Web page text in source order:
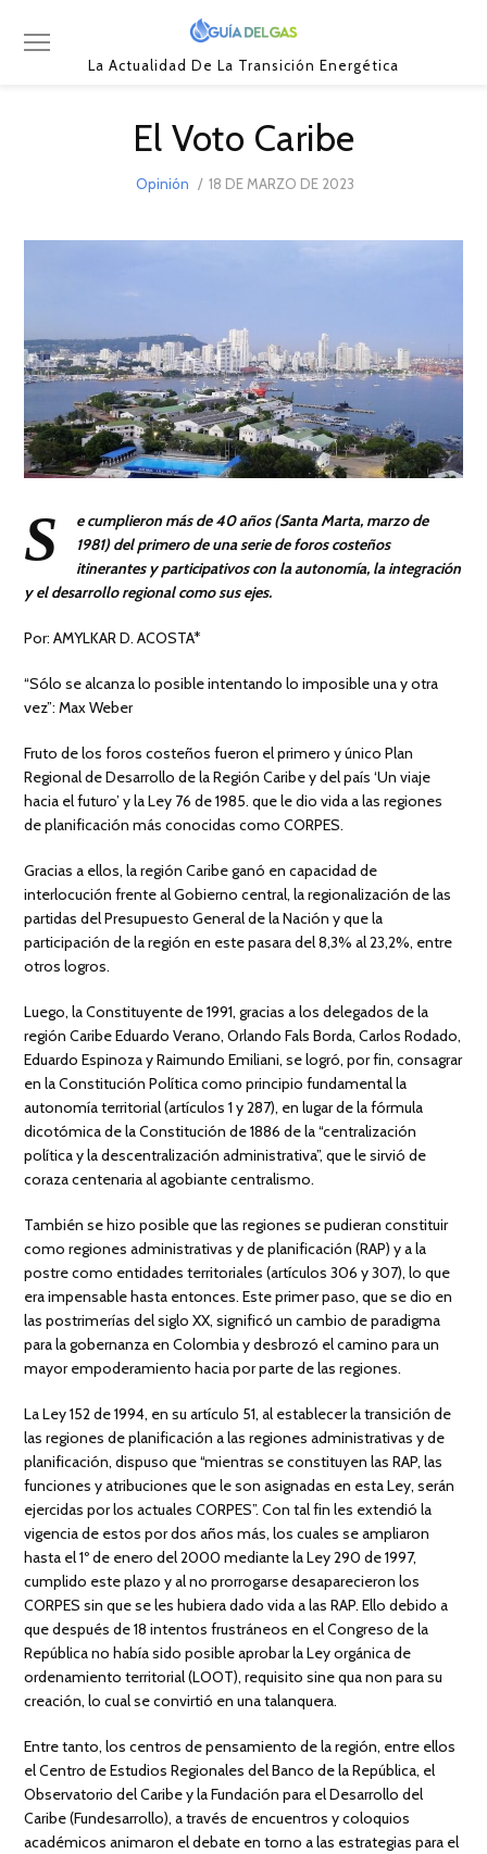
La Actualidad De La Transición Energética
El Voto Caribe
Opinión
POSTED
18 DE MARZO DE 2023
S
e cumplieron más de 40 años (Santa Marta, marzo de
1981) del primero de una serie de foros costeños
itinerantes y participativos con la autonomía, la integración
y el desarrollo regional como sus ejes.
Por: AMYLKAR D. ACOSTA*
“Sólo se alcanza lo posible intentando lo imposible una y otra
vez”: Max Weber
Fruto de los foros costeños fueron el primero y único Plan
Regional de Desarrollo de la Región Caribe y del país ‘Un viaje
hacia el futuro’ y la Ley 76 de 1985. que le dio vida a las regiones
de planificación más conocidas como CORPES.
Gracias a ellos, la región Caribe ganó en capacidad de
interlocución frente al Gobierno central, la regionalización de las
partidas del Presupuesto General de la Nación y que la
participación de la región en este pasara del 8,3% al 23,2%, entre
otros logros.
Luego, la Constituyente de 1991, gracias a los delegados de la
región Caribe Eduardo Verano, Orlando Fals Borda, Carlos Rodado,
Eduardo Espinoza y Raimundo Emiliani, se logró, por fin, consagrar
en la Constitución Política como principio fundamental la
autonomía territorial (artículos 1 y 287), en lugar de la fórmula
dicotómica de la Constitución de 1886 de la “centralización
política y la descentralización administrativa”, que le sirvió de
coraza centenaria al agobiante centralismo.
También se hizo posible que las regiones se pudieran constituir
como regiones administrativas y de planificación (RAP) y a la
postre como entidades territoriales (artículos 306 y 307), lo que
era impensable hasta entonces. Este primer paso, que se dio en
las postrimerías del siglo XX, significó un cambio de paradigma
para la gobernanza en Colombia y desbrozó el camino para un
mayor empoderamiento hacia por parte de las regiones.
La Ley 152 de 1994, en su artículo 51, al establecer la transición de
las regiones de planificación a las regiones administrativas y de
planificación, dispuso que “mientras se constituyen las RAP, las
funciones y atribuciones que le son asignadas en esta Ley, serán
ejercidas por los actuales CORPES”. Con tal fin les extendió la
vigencia de estos por dos años más, los cuales se ampliaron
hasta el 1º de enero del 2000 mediante la Ley 290 de 1997,
cumplido este plazo y al no prorrogarse desaparecieron los
CORPES sin que se les hubiera dado vida a las RAP. Ello debido a
que después de 18 intentos frustráneos en el Congreso de la
República no había sido posible aprobar la Ley orgánica de
ordenamiento territorial (LOOT), requisito sine qua non para su
creación, lo cual se convirtió en una talanquera.
Entre tanto, los centros de pensamiento de la región, entre ellos
el Centro de Estudios Regionales del Banco de la República, el
Observatorio del Caribe y la Fundación para el Desarrollo del
Caribe (Fundesarrollo), a través de encuentros y coloquios
académicos animaron el debate en torno a las estrategias para el